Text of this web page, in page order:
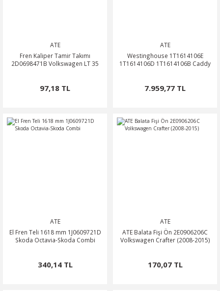
ATE
Fren Kaliper Tamir Takımı
2D0698471B Volkswagen LT 35
97,18 TL
ATE
Westinghouse 1T1614106E
1T1614106D 1T1614106B Caddy
7.959,77 TL
ATE
El Fren Teli 1618 mm 1J0609721D
Skoda Octavia-Skoda Combi
340,14 TL
ATE
ATE Balata Fişi Ön 2E0906206C
Volkswagen Crafter (2008-2015)
170,07 TL